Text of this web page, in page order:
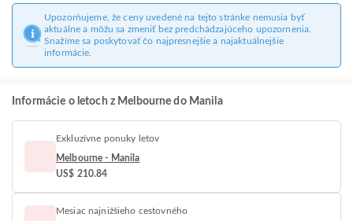
Upozorňujeme, že ceny uvedené na tejto stránke nemusia byť
aktuálne a môžu sa zmeniť bez predchádzajúceho upozornenia.
Snažíme sa poskytovať čo najpresnejšie a najaktuálnejšie
informácie.
Informácie o letoch z Melbourne do Manila
Exkluzívne ponuky letov
Melbourne - Manila
US$ 210.84
Mesiac najnižšieho cestovného